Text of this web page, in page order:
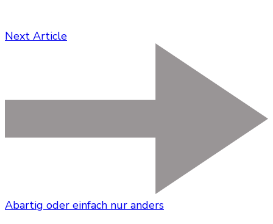
Next Article
Abartig oder einfach nur anders